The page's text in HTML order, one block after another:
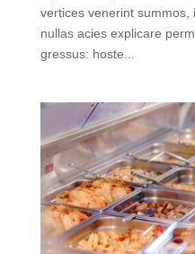
vertices venerint summos,
nullas acies explicare
gressus: hoste...